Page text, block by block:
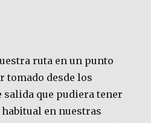
ruta en un punto
tomado desde los
que pudiera tener
en nuestras